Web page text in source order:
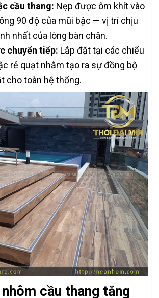
cầu thang: Nẹp được ôm khít vào
90 độ của mũi bậc — vị trí chịu
nhất của lòng bàn chân.
chuyển tiếp: Lắp đặt tại các chiếu
rẻ quạt nhằm tạo ra sự đồng bộ
cho toàn hệ thống.
cầu thang tăng